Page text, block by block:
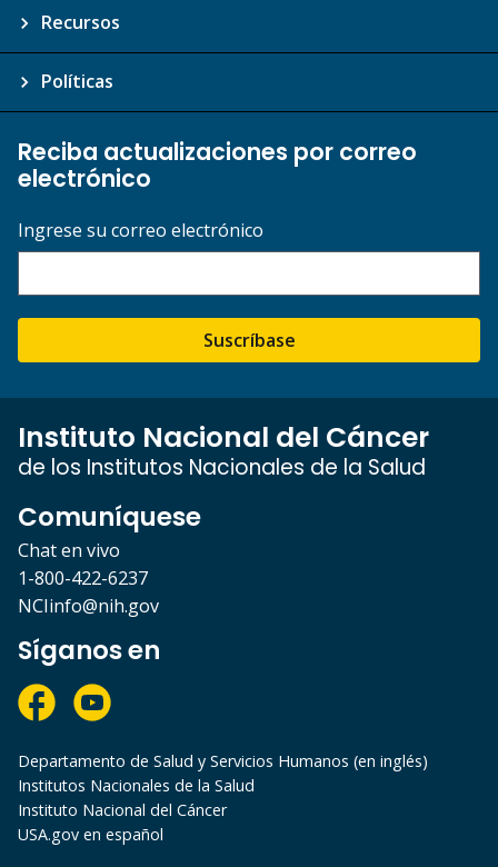
Recursos
Políticas
Reciba actualizaciones por correo
electrónico
Ingrese su correo electrónico
Suscríbase
Instituto Nacional del Cáncer
de los Institutos Nacionales de la Salud
Comuníquese
Chat en vivo
1-800-422-6237
NCIinfo@nih.gov
Síganos en
Departamento de Salud y Servicios Humanos (en inglés)
Institutos Nacionales de la Salud
Instituto Nacional del Cáncer
USA.gov en español